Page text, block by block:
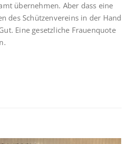
übernehmen. Aber dass eine
des Schützenvereins in der Hand
Eine gesetzliche Frauenquote